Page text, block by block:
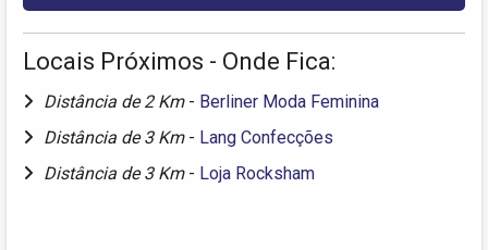
Locais Próximos - Onde Fica:
Distância de 2 Km - Berliner Moda Feminina
Distância de 3 Km - Lang Confecções
Distância de 3 Km - Loja Rocksham